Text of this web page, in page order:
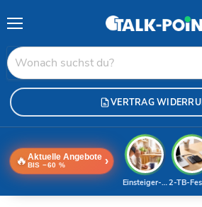
VERTRAG
🔥 Aktuelle Angebote
BIS −60 % ›
2-TB-
Einsteiger-Handy